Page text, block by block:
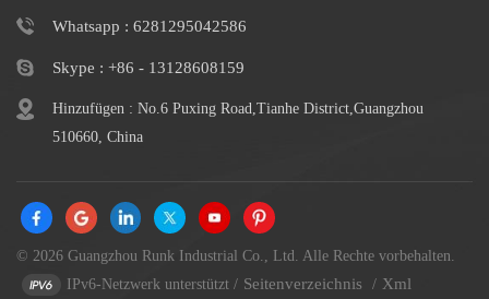
Whatsapp : 6281295042586
Skype : +86 - 13128608159
Hinzufügen : No.6 Puxing Road,Tianhe District,Guangzhou
510660, China
© 2026 Guangzhou Runk Industrial Co., Ltd. Alle Rechte vorbehalten.
IPv6-Netzwerk unterstützt/ Seitenverzeichnis / Xml